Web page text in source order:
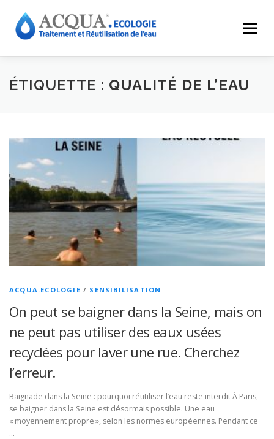
Menu
RESSOURCES CONTACT
ÉTIQUETTE : QUALITÉ DE L’EAU
ACQUA.ECOLOGIE / SENSIBILISATION
On peut se baigner dans la Seine, mais on
ne peut pas utiliser des eaux usées
recyclées pour laver une rue. Cherchez
l’erreur.
Baignade dans la Seine : pourquoi réutiliser l’eau reste interdit À Paris,
se baigner dans la Seine est désormais possible. Une eau
« moyennement propre », selon les normes européennes. Pendant ce
…